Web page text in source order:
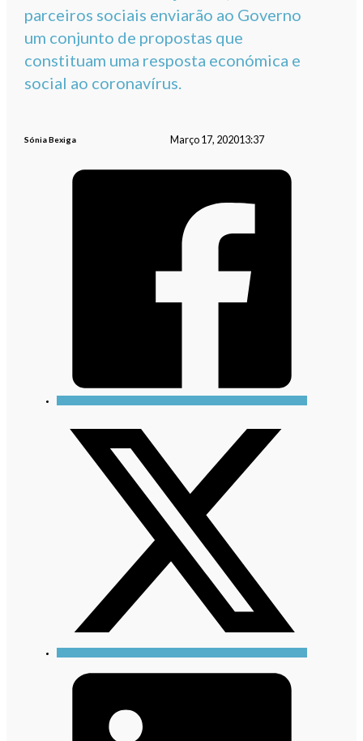
parceiros sociais enviarão ao Governo
um conjunto de propostas que
constituam uma resposta económica e
social ao coronavírus.
Sónia Bexiga Março 17, 202013:37